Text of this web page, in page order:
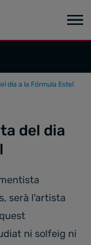
dia a la Fórmula Estel
del dia
serà l'artista
ni solfeig ni